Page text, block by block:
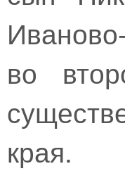
во
края.